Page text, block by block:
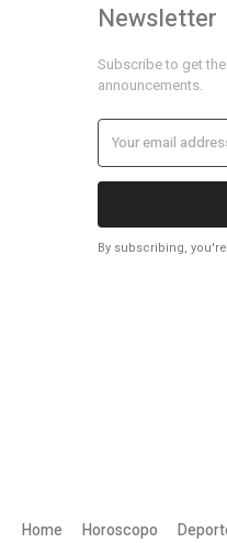
Newsletter
Subscribe to get
announcements.
By subscribing,
Home Horoscopo